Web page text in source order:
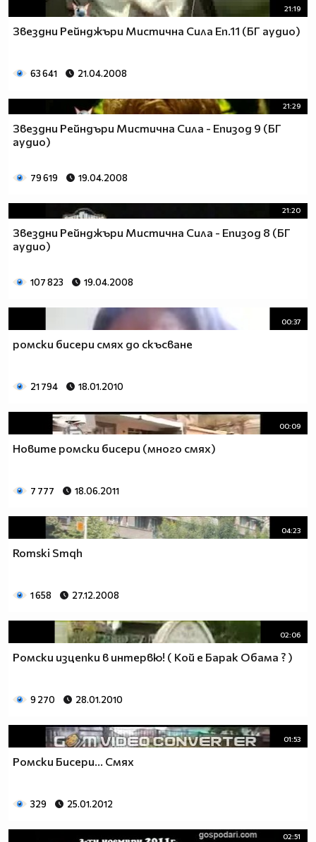
21:19
Звездни Рейнджъри Мистична Сила Еп.11 (БГ аудио)
63 641 21.04.2008
21:29
Звездни Рейндъри Мистична Сила - Епизод 9 (БГ
аудио)
79 619 19.04.2008
21:20
Звездни Рейнджъри Мистична Сила - Епизод 8 (БГ
аудио)
107 823 19.04.2008
00:37
ромски бисери смях до скъсване
21 794 18.01.2010
00:09
Новите ромски бисери (много смях)
7 777 18.06.2011
04:23
Romski Smqh
1 658 27.12.2008
02:06
Ромски изцепки в интервю! ( Кой е Барак Обама ? )
9 270 28.01.2010
01:53
Ромски Бисери... Смях
329 25.01.2012
02:51